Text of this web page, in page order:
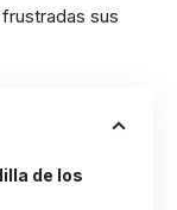
sus
de los